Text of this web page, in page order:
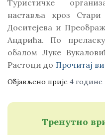
Туристичке
наставља кроз
Доситејева и
Андрића. По
обалом Луке
Растоци до Прочитај
Објављено прије 4 године
Тренутно